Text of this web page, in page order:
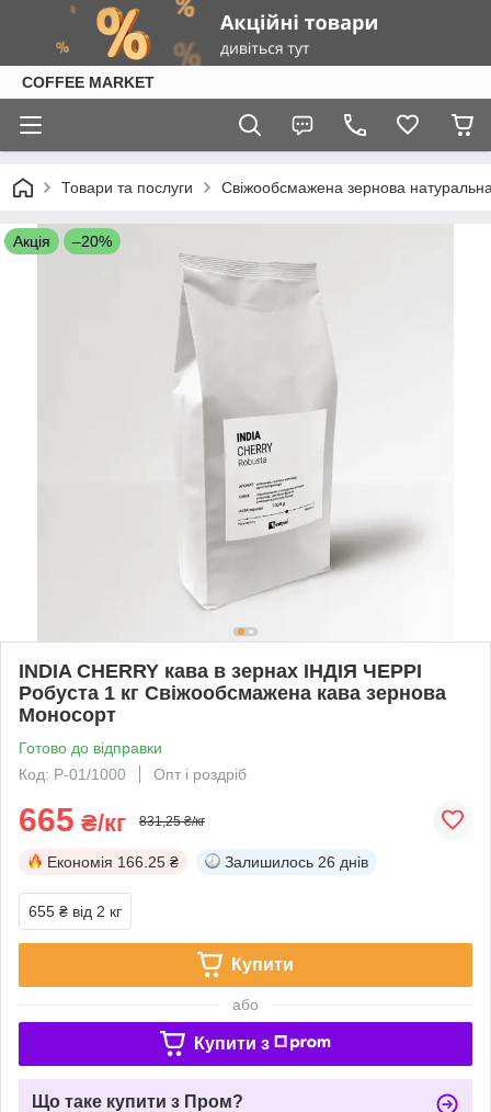
COFFEE MARKET
Товари та послуги Свіжообсмажена зернова
Акція –20%
INDIA CHERRY кава в зернах ІНДІЯ ЧЕРРІ
Робуста 1 кг Свіжообсмажена кава зернова
Моносорт
Готово до відправки
Код: Р-01/1000
Опт і роздріб
665 ₴/кг 831,25 ₴/кг
Економія 166.25 ₴ Залишилось 26 днів
655 ₴ від 2 кг
Купити
або
Купити з
Що таке купити з Пром?